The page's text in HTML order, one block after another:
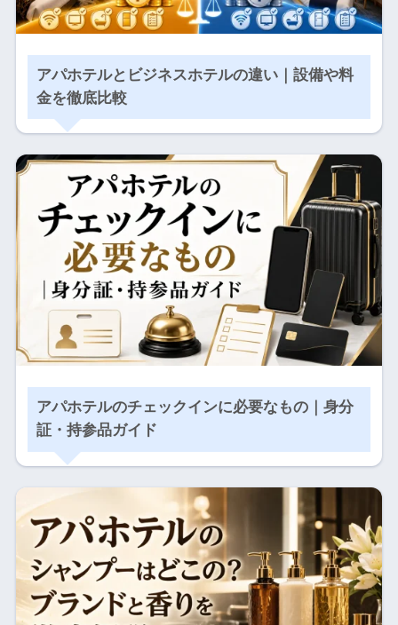
アパホテルとビジネスホテルの違い｜設備や料
金を徹底比較
アパホテルのチェックインに必要なもの｜身分
証・持参品ガイド